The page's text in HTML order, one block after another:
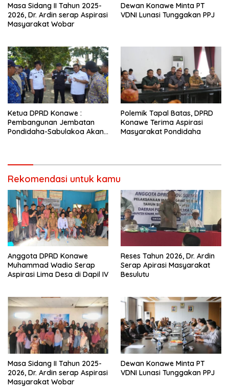
Masa Sidang II Tahun 2025-
2026, Dr. Ardin serap Aspirasi
Masyarakat Wobar
Dewan Konawe Minta PT
VDNI Lunasi Tunggakan PPJ
Ketua DPRD Konawe :
Pembangunan Jembatan
Pondidaha-Sabulakoa Akan
Polemik Tapal Batas, DPRD
Konawe Terima Aspirasi
Masyarakat Pondidaha
Rekomendasi untuk kamu
Anggota DPRD Konawe
Muhammad Wadio Serap
Aspirasi Lima Desa di Dapil IV
Reses Tahun 2026, Dr. Ardin
Serap Apirasi Masyarakat
Besulutu
Masa Sidang II Tahun 2025-
2026, Dr. Ardin serap Aspirasi
Masyarakat Wobar
Dewan Konawe Minta PT
VDNI Lunasi Tunggakan PPJ